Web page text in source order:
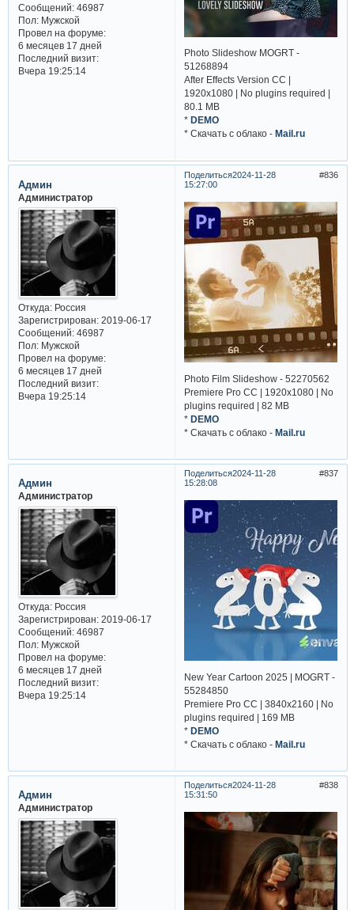
Сообщений:46987
Пол:Мужской
Провел на форуме:
6 месяцев 17 дней
Последний визит:
Вчера 19:25:14
Photo Slideshow MOGRT -
51268894
After Effects Version CC |
1920x1080 | No plugins required |
80.1 MB
* DEMO
* Cкачать с облако - Mail.ru
Поделиться 836
2024-11-28
15:27:00
Админ
Администратор
Откуда:Россия
Зарегистрирован: 2019-06-17
Сообщений:46987
Пол:Мужской
Провел на форуме:
6 месяцев 17 дней
Последний визит:
Вчера 19:25:14
Photo Film Slideshow - 52270562
Premiere Pro CC | 1920x1080 | No
plugins required | 82 MB
*DEMO
* Cкачать с облако -Mail.ru
Поделиться 837
2024-11-28
15:28:08
Админ
Администратор
Откуда:Россия
Зарегистрирован: 2019-06-17
Сообщений:46987
Пол:Мужской
Провел на форуме:
6 месяцев 17 дней
Последний визит:
Вчера 19:25:14
New Year Cartoon 2025 | MOGRT -
55284850
Premiere Pro CC | 3840x2160 | No
plugins required | 169 MB
*DEMO
* Cкачать с облако -Mail.ru
Поделиться 838
2024-11-28
15:31:50
Админ
Администратор